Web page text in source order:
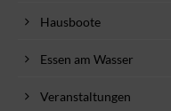
Hausboote
Essen am Wasser
Veranstaltungen